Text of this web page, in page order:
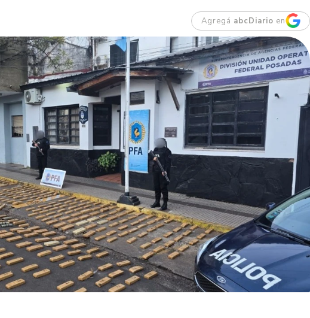
Agregá abcDiario en